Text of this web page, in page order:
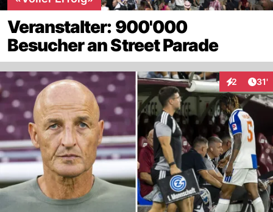
Veranstalter: 900'000
Besucher an Street Parade
2 31'